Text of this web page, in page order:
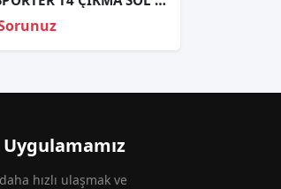
hızlı ulaşmak ve